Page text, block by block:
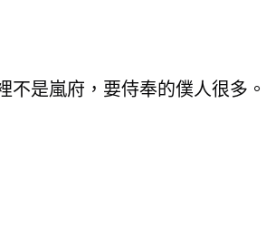
是嵐府，要侍奉的僕人很多。